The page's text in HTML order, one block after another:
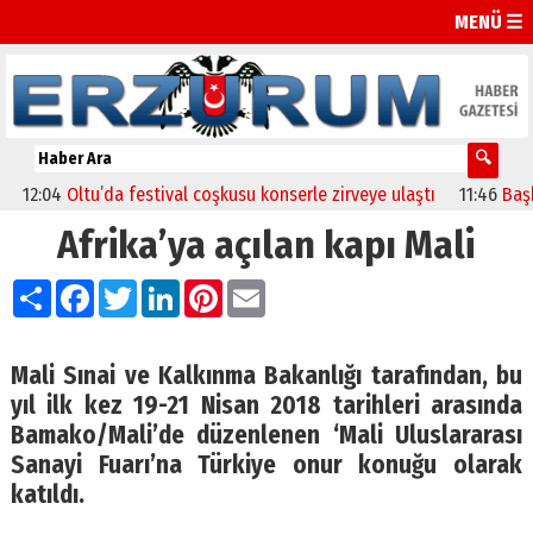
MENÜ ☰
Oltu’da festival coşkusu konserle zirveye ulaştı 11:46 Başkan
Afrika’ya açılan kapı Mali
PaylaşFacebook
TwitterLinkedIn
Pinterest
Email
Mali Sınai ve Kalkınma Bakanlığı tarafından, bu
yıl ilk kez 19-21 Nisan 2018 tarihleri arasında
Bamako/Mali’de düzenlenen ‘Mali Uluslararası
Sanayi Fuarı’na Türkiye onur konuğu olarak
katıldı.